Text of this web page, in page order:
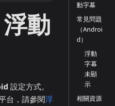
動
設定方式。
台，請參閱浮
動字幕
常見問題
（Androi
d）
浮動
字幕
未顯
示
相關資源